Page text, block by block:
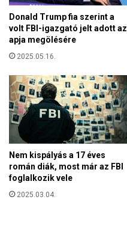
i
z
a
k
t
v
é
n
y
k
e
t
n
i
a
s
z
n
á
k
a
”
Donald Trump fia szerint a
volt FBI-igazgató jelt adott az
apja megölésére
2025.05.16.
Nem kispályás a 17 éves
román diák, most már az FBI
foglalkozik vele
2025.03.04.